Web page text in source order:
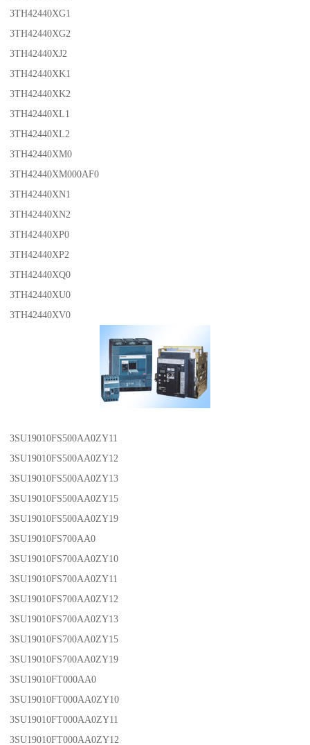
3TH42440XG1
3TH42440XG2
3TH42440XJ2
3TH42440XK1
3TH42440XK2
3TH42440XL1
3TH42440XL2
3TH42440XM0
3TH42440XM000AF0
3TH42440XN1
3TH42440XN2
3TH42440XP0
3TH42440XP2
3TH42440XQ0
3TH42440XU0
3TH42440XV0
3SU19010FS500AA0ZY11
3SU19010FS500AA0ZY12
3SU19010FS500AA0ZY13
3SU19010FS500AA0ZY15
3SU19010FS500AA0ZY19
3SU19010FS700AA0
3SU19010FS700AA0ZY10
3SU19010FS700AA0ZY11
3SU19010FS700AA0ZY12
3SU19010FS700AA0ZY13
3SU19010FS700AA0ZY15
3SU19010FS700AA0ZY19
3SU19010FT000AA0
3SU19010FT000AA0ZY10
3SU19010FT000AA0ZY11
3SU19010FT000AA0ZY12